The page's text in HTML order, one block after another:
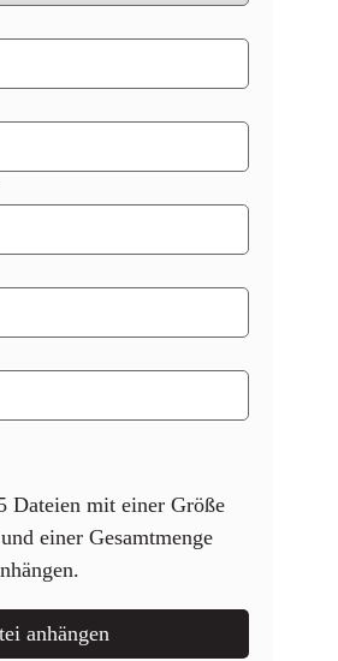
Dateien mit einer Größe
einer Gesamtmenge
anhängen